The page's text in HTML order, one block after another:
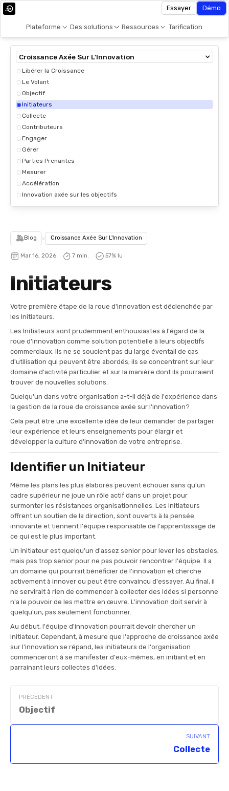
Plateforme Des solutions Ressources Tarification
Essayer Démo
Croissance Axée Sur L'Innovation
Libérer la Croissance
Le Volant
Objectif
Initiateurs
Collecte
Contributeurs
Engager
Gérer
Parties Prenantes
Mesurer
Accélération
Innovation axée sur les objectifs
Blog > Croissance Axée Sur L'Innovation
Mar 16, 2026 7 min. 57% lu
Initiateurs
Votre première étape de la roue d'innovation est déclenchée par
les Initiateurs.
Les Initiateurs sont prudemment enthousiastes à l'égard de la
roue d'innovation comme solution potentielle à leurs objectifs
commerciaux. Ils ne se soucient pas du large éventail de cas
d'utilisation qui peuvent être abordés; ils se concentrent sur leur
domaine d'activité particulier et sur la manière dont ils pourraient
trouver de nouvelles solutions.
Quelqu'un dans votre organisation a-t-il déjà de l'expérience dans
la gestion de la roue de croissance axée sur l'innovation?
Cela peut être une excellente idée de leur demander de partager
leur expérience et leurs enseignements pour élargir et
développer la culture d'innovation de votre entreprise.
Identifier un Initiateur
Même les plans les plus élaborés peuvent échouer sans qu'un
cadre supérieur ne joue un rôle actif dans un projet pour
surmonter les résistances organisationnelles. Les Initiateurs
offrent un soutien de la direction, sont ouverts à la pensée
innovante et tiennent l'équipe responsable de l'apprentissage de
ce qui est le plus important.
Un Initiateur est quelqu'un d'assez senior pour lever les obstacles,
mais pas trop senior pour ne pas pouvoir rencontrer l'équipe. Il a
un domaine qui pourrait bénéficier de l'innovation et cherche
activement à innover ou peut être convaincu d'essayer. Au final, il
ne servirait à rien de commencer à collecter des idées si personne
n'a le pouvoir de les mettre en œuvre. L'innovation doit servir à
quelqu'un, pas seulement fonctionner.
Au début, l'équipe d'innovation pourrait devoir chercher un
Initiateur. Cependant, à mesure que l'approche de croissance axée
sur l'innovation se répand, les initiateurs de l'organisation
commenceront à se manifester d'eux-mêmes, en initiant et en
parrainant leurs collectes d'idées.
PRÉCÉDENT
Objectif
SUIVANT
Collecte